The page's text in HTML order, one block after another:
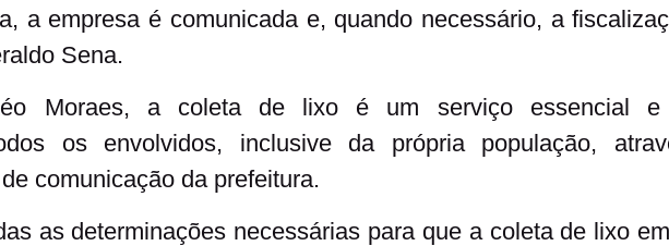
a empresa é comunicada e, quando necessário, a
Sena.
Moraes, a coleta de lixo é um serviço essencial e
os envolvidos, inclusive da própria população,
comunicação da prefeitura.
as determinações necessárias para que a coleta de lixo